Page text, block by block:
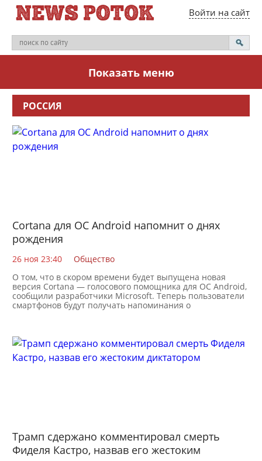
Войти на сайт
Показать меню
РОССИЯ
Cortana для ОС Android напомнит о днях
рождения
26 ноя 23:40
Общество
О том, что в скором времени будет выпущена новая
версия Cortana — голосового помощника для ОС Android,
сообщили разработчики Microsoft. Теперь пользователи
смартфонов будут получать напоминания о
Трамп сдержано комментировал смерть
Фиделя Кастро, назвав его жестоким